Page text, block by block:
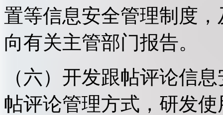
置等信息安全管理制度
向有关主管部门报告。
（六）开发跟帖评论信
帖评论管理方式，研发